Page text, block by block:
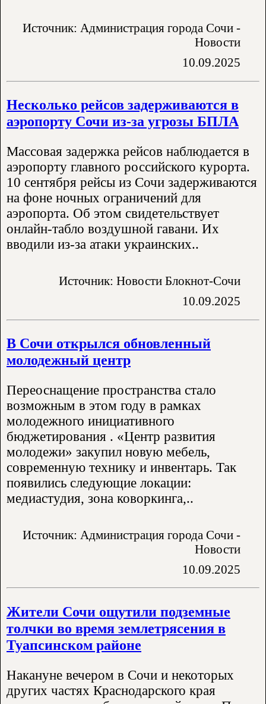
Источник: Администрация города Сочи -
Новости
10.09.2025
Несколько рейсов задерживаются в
аэропорту Сочи из-за угрозы БПЛА
Массовая задержка рейсов наблюдается в
аэропорту главного российского курорта.
10 сентября рейсы из Сочи задерживаются
на фоне ночных ограничений для
аэропорта. Об этом свидетельствует
онлайн-табло воздушной гавани. Их
вводили из-за атаки украинских..
Источник: Новости Блокнот-Сочи
10.09.2025
В Сочи открылся обновленный
молодежный центр
Переоснащение пространства стало
возможным в этом году в рамках
молодежного инициативного
бюджетирования . «Центр развития
молодежи» закупил новую мебель,
современную технику и инвентарь. Так
появились следующие локации:
медиастудия, зона коворкинга,..
Источник: Администрация города Сочи -
Новости
10.09.2025
Жители Сочи ощутили подземные
толчки во время землетрясения в
Туапсинском районе
Накануне вечером в Сочи и некоторых
других частях Краснодарского края